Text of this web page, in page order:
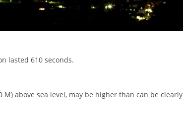
lasted 610 seconds.
above sea level, may be higher than can be clearly